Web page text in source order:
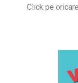
Click pe